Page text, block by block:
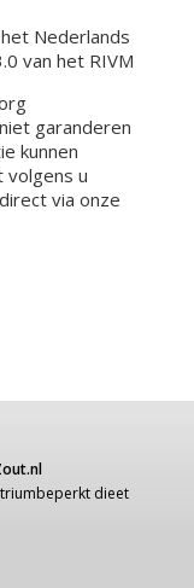
Nederlands
van het RIVM
garanderen
kunnen
volgens u
via onze
dieet